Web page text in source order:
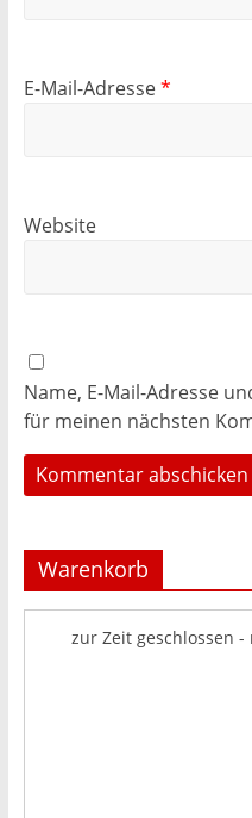
E-Mail-Adresse*
Website
Name, E-Mail-Adresse
für meinen nächsten
Warenkorb
zur Zeit geschlossen